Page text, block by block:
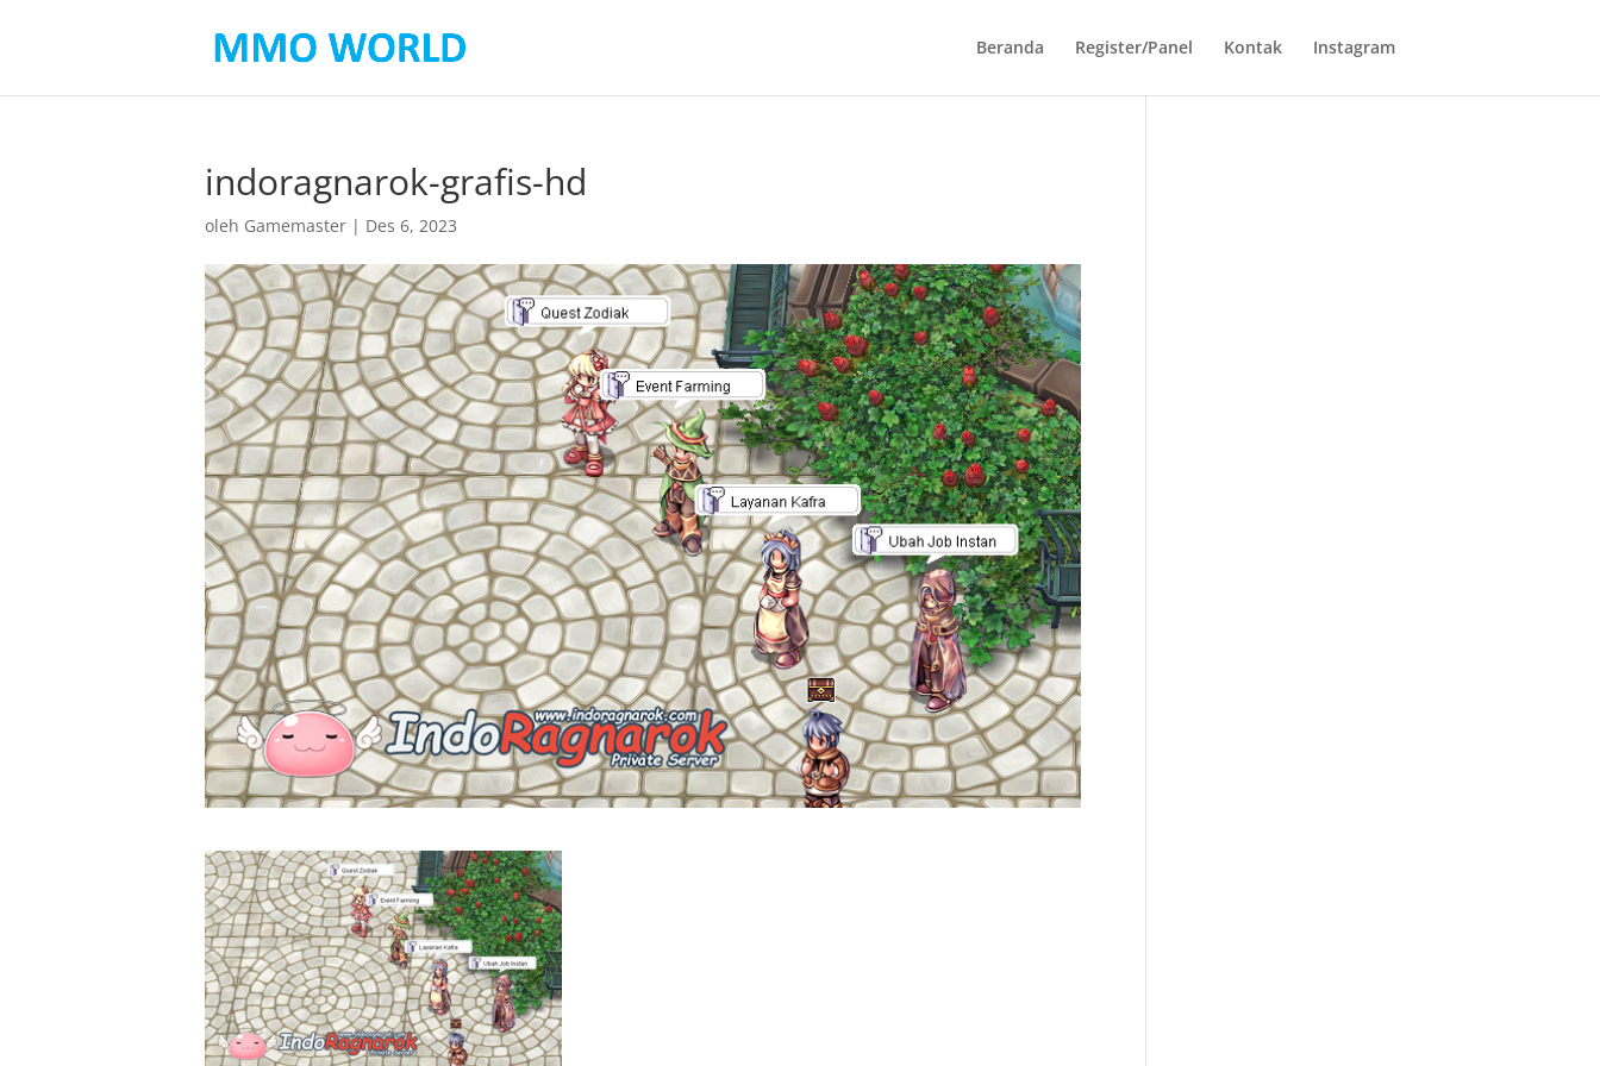
Beranda Register/Panel Kontak Instagram
indoragnarok-grafis-hd
oleh Gamemaster | Des 6, 2023